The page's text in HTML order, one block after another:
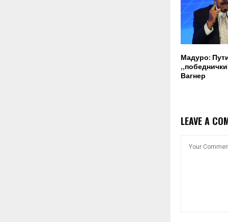
Мадуро:
Вагнер
LEAVE A